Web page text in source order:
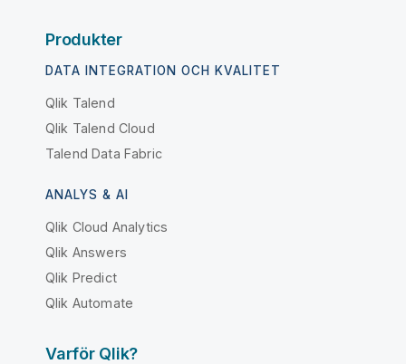
Produkter
DATA INTEGRATION OCH KVALITET
Qlik Talend
Qlik Talend Cloud
Talend Data Fabric
ANALYS & AI
Qlik Cloud Analytics
Qlik Answers
Qlik Predict
Qlik Automate
Varför Qlik?